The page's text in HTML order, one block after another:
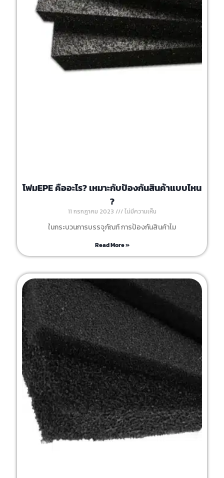
โฟมEPE คืออะไร? เหมาะกับป้องกันสินค้าแบบไหน
?
11 กรกฎาคม 2023 ไม่มีความเห็น
ในกระบวนการบรรจุภัณฑ์ การป้องกันสินค้าไม
Read More »